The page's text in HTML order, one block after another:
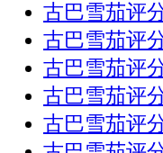
古巴雪茄评
古巴雪茄评
古巴雪茄评
古巴雪茄评
古巴雪茄评